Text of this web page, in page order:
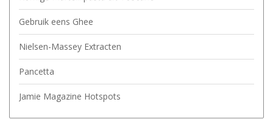
Gebruik eens Ghee
Nielsen-Massey Extracten
Pancetta
Jamie Magazine Hotspots